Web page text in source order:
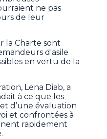
ne pas
de leur
la Charte sont
d'asile
en vertu de la
Lena Diab, a
à ce que les
d’une évaluation
et confrontées à
rapidement